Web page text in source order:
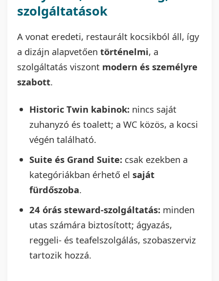
szolgáltatások
A vonat eredeti, restaurált kocsikból áll, így
a dizájn alapvetően történelmi, a
szolgáltatás viszont modern és személyre
szabott.
Historic Twin kabinok: nincs saját
zuhanyzó és toalett; a WC közös, a kocsi
végén található.
Suite és Grand Suite: csak ezekben a
kategóriákban érhető el saját
fürdőszoba.
24 órás steward-szolgáltatás: minden
utas számára biztosított; ágyazás,
reggeli- és teafelszolgálás, szobaszerviz
tartozik hozzá.